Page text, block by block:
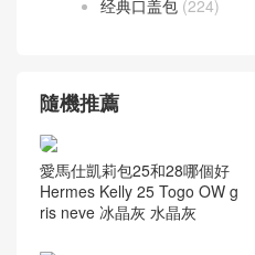
聖羅蘭(272)
Leboy bag
Woc Wallet(62)
流浪包(82)
當季新品 (76)